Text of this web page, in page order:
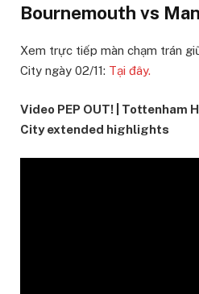
Bournemouth vs
Xem trực tiếp màn chạm trán
City ngày 02/11: Tại đây.
Video PEP OUT! | Tottenham
City extended highlights